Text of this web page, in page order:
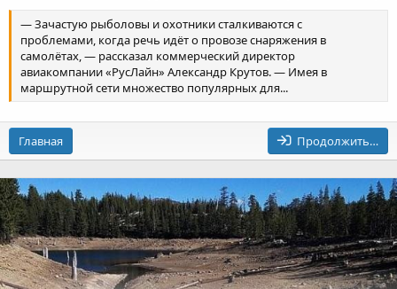
— Зачастую рыболовы и охотники сталкиваются с
проблемами, когда речь идёт о провозе снаряжения в
самолётах, — рассказал коммерческий директор
авиакомпании «РусЛайн» Александр Крутов. — Имея в
маршрутной сети множество популярных для...
Главная Продолжить…